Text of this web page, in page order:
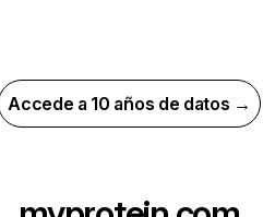
Accede a 10 años de datos →